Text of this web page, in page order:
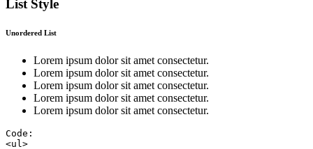
List Style
Unordered List
Lorem ipsum dolor sit amet consectetur.
Lorem ipsum dolor sit amet consectetur.
Lorem ipsum dolor sit amet consectetur.
Lorem ipsum dolor sit amet consectetur.
Lorem ipsum dolor sit amet consectetur.
Code:
<ul>